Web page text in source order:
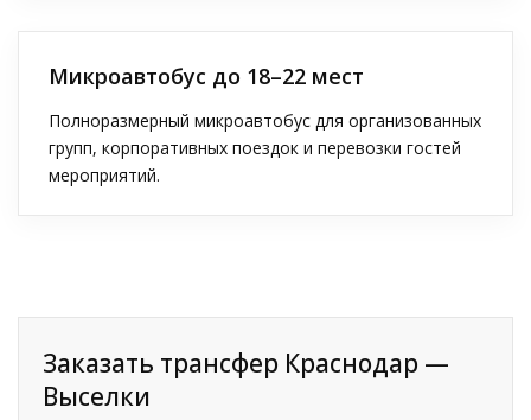
Микроавтобус до 18–22 мест
Полноразмерный микроавтобус для организованных
групп, корпоративных поездок и перевозки гостей
мероприятий.
Заказать трансфер Краснодар —
Выселки